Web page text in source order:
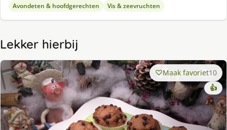
Avondeten & hoofdgerechten Vis & zeevruchten
Lekker hierbij
Maak favoriet10
👍